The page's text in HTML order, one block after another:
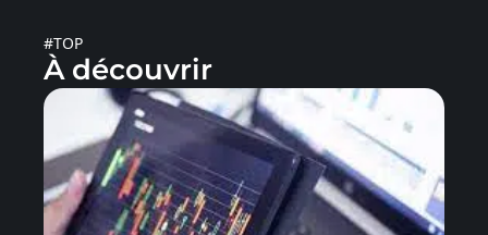
#TOP
À découvrir